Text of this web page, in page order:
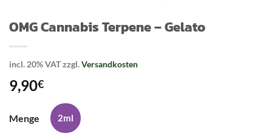
OMG Cannabis Terpene – Gelato
incl. 20% VATzzgl.Versandkosten
9,90€
Menge 2ml